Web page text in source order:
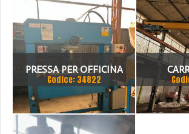
PRESSA PER OFFICINA
SICMI 100 TON
Codice: 34822
TON